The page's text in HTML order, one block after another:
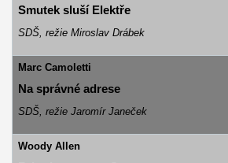
Smutek sluší Elektře
SDŠ, režie Miroslav Drábek
Marc Camoletti
Na správné adrese
SDŠ, režie Jaromír Janeček
Woody Allen